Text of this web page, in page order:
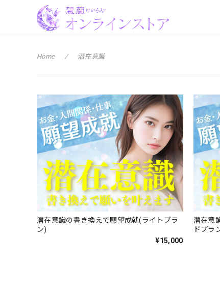
Home 潜在意識
潜在意識の書き換えで願望成就(ライトプラ
ン)
¥15,000
潜在意
ドプラ